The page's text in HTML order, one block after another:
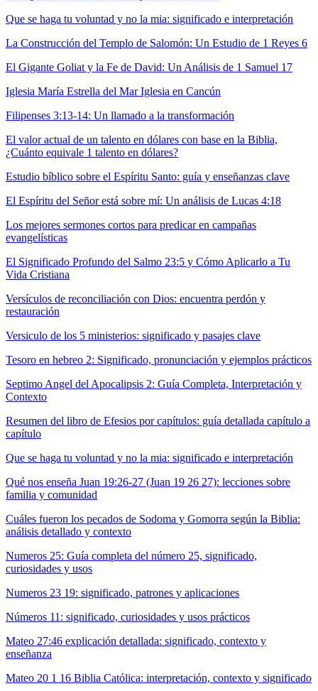
Que se haga tu voluntad y no la mia: significado e interpretación
La Construcción del Templo de Salomón: Un Estudio de 1 Reyes 6
El Gigante Goliat y la Fe de David: Un Análisis de 1 Samuel 17
Iglesia María Estrella del Mar Iglesia en Cancún
Filipenses 3:13-14: Un llamado a la transformación
El valor actual de un talento en dólares con base en la Biblia,
¿Cuánto equivale 1 talento en dólares?
Estudio bíblico sobre el Espíritu Santo: guía y enseñanzas clave
El Espíritu del Señor está sobre mí: Un análisis de Lucas 4:18
Los mejores sermones cortos para predicar en campañas
evangelísticas
El Significado Profundo del Salmo 23:5 y Cómo Aplicarlo a Tu
Vida Cristiana
Versículos de reconciliación con Dios: encuentra perdón y
restauración
Versiculo de los 5 ministerios: significado y pasajes clave
Tesoro en hebreo 2: Significado, pronunciación y ejemplos prácticos
Septimo Angel del Apocalipsis 2: Guía Completa, Interpretación y
Contexto
Resumen del libro de Efesios por capítulos: guía detallada capítulo a
capítulo
Que se haga tu voluntad y no la mia: significado e interpretación
Qué nos enseña Juan 19:26-27 (Juan 19 26 27): lecciones sobre
familia y comunidad
Cuáles fueron los pecados de Sodoma y Gomorra según la Biblia:
análisis detallado y contexto
Numeros 25: Guía completa del número 25, significado,
curiosidades y usos
Numeros 23 19: significado, patrones y aplicaciones
Números 11: significado, curiosidades y usos prácticos
Mateo 27:46 explicación detallada: significado, contexto y
enseñanza
Mateo 20 1 16 Biblia Católica: interpretación, contexto y significado